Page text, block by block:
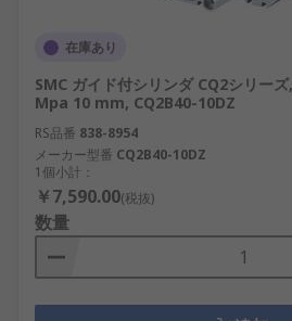
在庫あり
SMC ガイド付シリンダ CQ2シリー
Mpa 10 mm, CQ2B40-10DZ
RS品番 838-8954
メーカー型番 CQ2B40-10DZ
1個小計：
￥7,590.00(税抜)
数量